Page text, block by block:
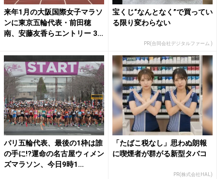
来年1月の大阪国際女子マラソ
ンに東京五輪代表・前田穂
南、安藤友香らエントリー 3...
宝くじ“なんとなく”で買ってい
る限り変わらない
PR(合同会社デジタルファーム )
パリ五輪代表、最後の1枠は誰
の手に!?運命の名古屋ウィメン
ズマラソン、今日9時1...
「たばこ税なし」思わぬ朗報
に喫煙者が群がる新型タバコ
PR(株式会社HAL)